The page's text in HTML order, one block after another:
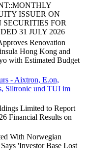
ISSUER ON
FOR
31 JULY 2026
Renovation
Hong Kong and
with Estimated Budget
- Aixtron, E.on,
Siltronic und TUI im
Limited to Report
Financial Results on
With Norwegian
'Investor Base Lost